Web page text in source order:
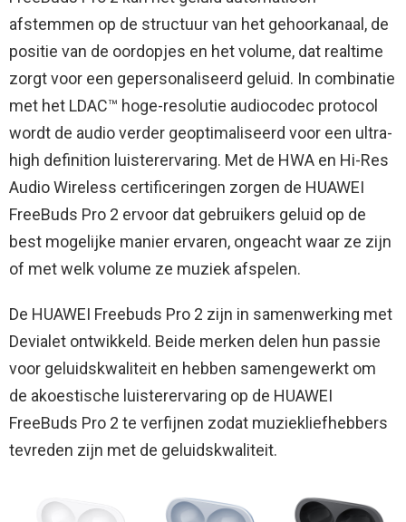
afstemmen op de structuur van het gehoorkanaal, de
positie van de oordopjes en het volume, dat realtime
zorgt voor een gepersonaliseerd geluid. In combinatie
met het LDAC™ hoge-resolutie audiocodec protocol
wordt de audio verder geoptimaliseerd voor een ultra-
high definition luisterervaring. Met de HWA en Hi-Res
Audio Wireless certificeringen zorgen de HUAWEI
FreeBuds Pro 2 ervoor dat gebruikers geluid op de
best mogelijke manier ervaren, ongeacht waar ze zijn
of met welk volume ze muziek afspelen.
De HUAWEI Freebuds Pro 2 zijn in samenwerking met
Devialet ontwikkeld. Beide merken delen hun passie
voor geluidskwaliteit en hebben samengewerkt om
de akoestische luisterervaring op de HUAWEI
FreeBuds Pro 2 te verfijnen zodat muziekliefhebbers
tevreden zijn met de geluidskwaliteit.